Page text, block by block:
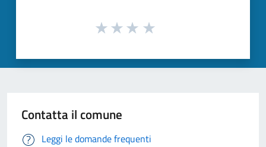
Contatta il comune
Leggi le domande frequenti